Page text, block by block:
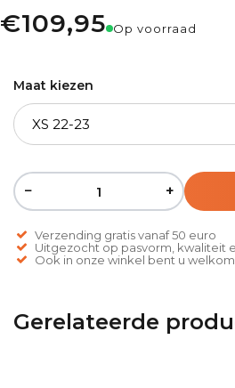
€109,95 Op voorraad
Maat kiezen
− +
Verzending gratis vanaf 50 euro
Uitgezocht op pasvorm, kwaliteit
Ook in onze winkel bent u welkom
Gerelateerde